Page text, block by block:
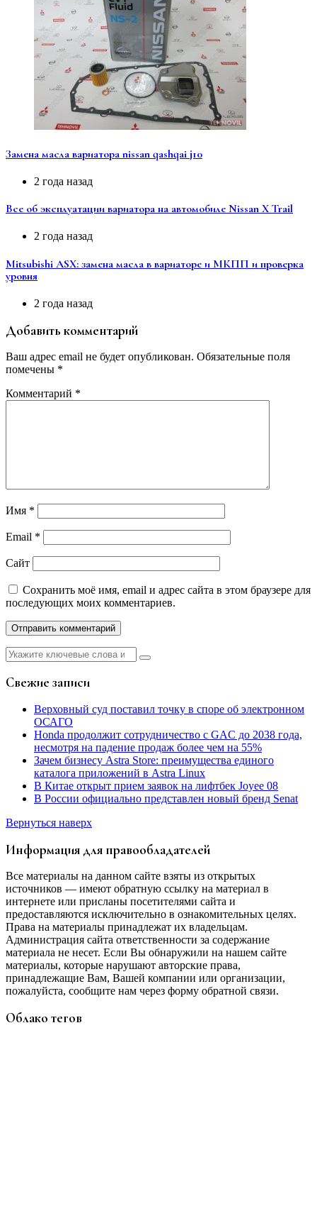
Замена масла вариатора nissan qashqai j10
2 года назад
Все об эксплуатации вариатора на автомобиле Nissan X Trail
2 года назад
Mitsubishi ASX: замена масла в вариаторе и МКПП и проверка
уровня
2 года назад
Добавить комментарий
Ваш адрес email не будет опубликован. Обязательные поля
помечены *
Комментарий *
Имя *
Email *
Сайт
Сохранить моё имя, email и адрес сайта в этом браузере для
последующих моих комментариев.
Найти:
Свежие записи
Верховный суд поставил точку в споре об электронном
ОСАГО
Honda продолжит сотрудничество с GAC до 2038 года,
несмотря на падение продаж более чем на 55%
Зачем бизнесу Astra Store: преимущества единого
каталога приложений в Astra Linux
В Китае открыт прием заявок на лифтбек Joyee 08
В России официально представлен новый бренд Senat
Вернуться наверх
Информация для правообладателей
Все материалы на данном сайте взяты из открытых
источников — имеют обратную ссылку на материал в
интернете или присланы посетителями сайта и
предоставляются исключительно в ознакомительных целях.
Права на материалы принадлежат их владельцам.
Администрация сайта ответственности за содержание
материала не несет. Если Вы обнаружили на нашем сайте
материалы, которые нарушают авторские права,
принадлежащие Вам, Вашей компании или организации,
пожалуйста, сообщите нам через форму обратной связи.
Облако тегов